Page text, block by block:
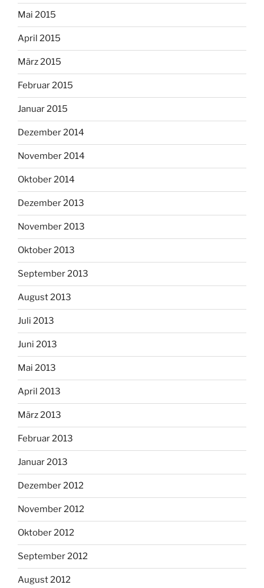
Mai 2015
April 2015
März 2015
Februar 2015
Januar 2015
Dezember 2014
November 2014
Oktober 2014
Dezember 2013
November 2013
Oktober 2013
September 2013
August 2013
Juli 2013
Juni 2013
Mai 2013
April 2013
März 2013
Februar 2013
Januar 2013
Dezember 2012
November 2012
Oktober 2012
September 2012
August 2012